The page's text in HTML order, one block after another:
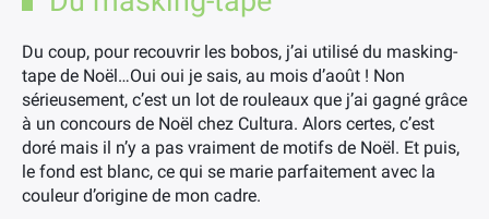
Du coup, pour recouvrir les bobos, j’ai utilisé du masking-
tape de Noël…Oui oui je sais, au mois d’août ! Non
sérieusement, c’est un lot de rouleaux que j’ai gagné grâce
à un concours de Noël chez Cultura. Alors certes, c’est
doré mais il n’y a pas vraiment de motifs de Noël. Et puis,
le fond est blanc, ce qui se marie parfaitement avec la
couleur d’origine de mon cadre.